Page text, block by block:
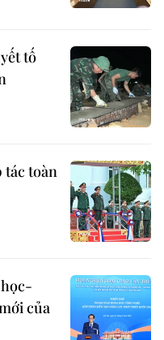
tố
tác toàn
của